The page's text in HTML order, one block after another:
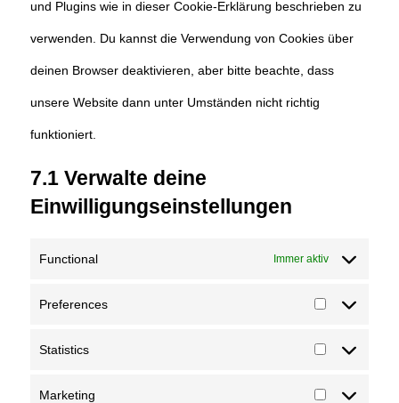
und Plugins wie in dieser Cookie-Erklärung beschrieben zu
verwenden. Du kannst die Verwendung von Cookies über
deinen Browser deaktivieren, aber bitte beachte, dass
unsere Website dann unter Umständen nicht richtig
funktioniert.
7.1 Verwalte deine
Einwilligungseinstellungen
Functional Immer aktiv
Preferences
Statistics
Marketing